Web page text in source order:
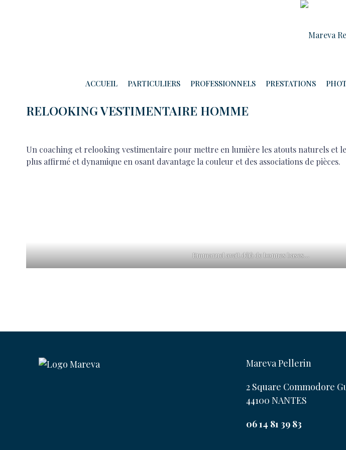
ACCUEIL PARTICULIERS PROFESSIONNELS PRESTATIONS
RELOOKING VESTIMENTAIRE HOMME
Un coaching et relooking vestimentaire pour mettre en lumière les atouts naturels et
plus affirmé et dynamique en osant davantage la couleur et des associations de pièces.
Emmanuel avait déjà de bonnes bases…
Mareva Pellerin
2 Square Commodore
44100 NANTES
06 14 81 39 83